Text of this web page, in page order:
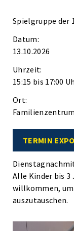
Spielgruppe der
Datum:
13.10.2026
Uhrzeit:
15:15 bis 17:00
Ort:
Familienzentrum
TERMIN
Alle Kinder bis
willkommen,
auszutauschen.